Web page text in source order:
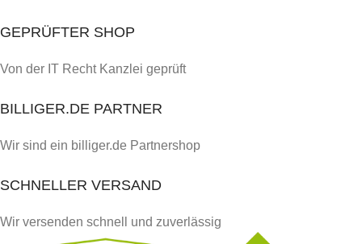
GEPRÜFTER SHOP
Von der IT Recht Kanzlei geprüft
BILLIGER.DE PARTNER
Wir sind ein billiger.de Partnershop
SCHNELLER VERSAND
Wir versenden schnell und zuverlässig